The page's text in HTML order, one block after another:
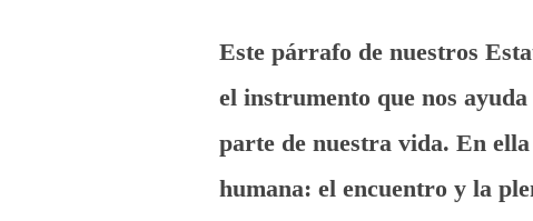
Este párrafo de nuestros
el instrumento que nos
parte de nuestra vida. En
humana: el encuentro y la